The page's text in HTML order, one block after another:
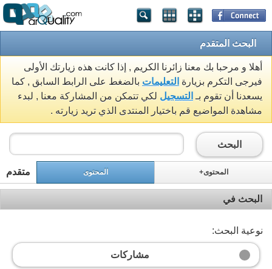
البحث المتقدم
أهلا و مرحبا بك معنا زائرنا الكريم , إذا كانت هذه زيارتك الأولى
فيرجى التكرم بزيارة التعليمات بالضغط على الرابط السابق , كما
يسعدنا أن تقوم بـ التسجيل لكي تتمكن من المشاركة معنا , لبدء
مشاهدة المواضيع قم باختيار المنتدى الذي تريد زيارته .
البحث
متقدم المحتوى المحتوى+
البحث في
نوعية البحث:
مشاركات